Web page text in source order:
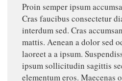
Proin semper ipsum
Cras faucibus consectetur
interdum sed. Cras
mattis. Aenean a dolor sed
laoreet a a ipsum.
ipsum sollicitudin sagittis
elementum eros. Maecenas